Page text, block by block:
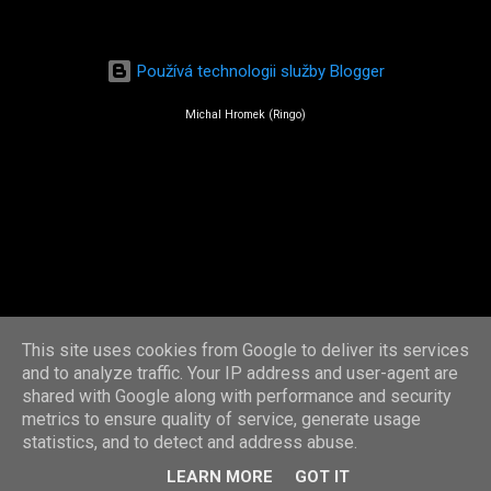
Používá technologii služby Blogger
Michal Hromek (Ringo)
This site uses cookies from Google to deliver its services
and to analyze traffic. Your IP address and user-agent are
shared with Google along with performance and security
metrics to ensure quality of service, generate usage
statistics, and to detect and address abuse.
LEARN MORE GOT IT